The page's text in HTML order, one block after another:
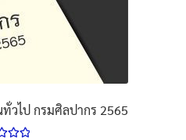
วไป กรมศิลปากร 2565